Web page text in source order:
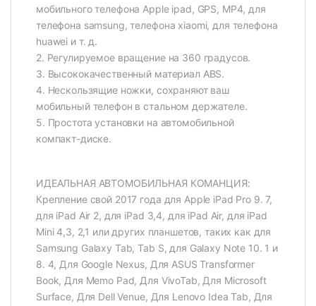
мобильного телефона Apple ipad, GPS, MP4, для
телефона samsung, телефона xiaomi, для телефона
huawei и т. д.
2. Регулируемое вращение на 360 градусов.
3. Высококачественный материал ABS.
4. Нескользящие ножки, сохраняют ваш
мобильный телефон в стальном держателе.
5. Простота установки на автомобильной
компакт-диске.
ИДЕАЛЬНАЯ АВТОМОБИЛЬНАЯ КОМАНЦИЯ:
Крепление свой 2017 года для Apple iPad Pro 9. 7,
для iPad Air 2, для iPad 3,4, для iPad Air, для iPad
Mini 4,3, 2,1 или других планшетов, таких как для
Samsung Galaxy Tab, Tab S, для Galaxy Note 10. 1 и
8. 4, Для Google Nexus, Для ASUS Transformer
Book, Для Memo Pad, Для VivoTab, Для Microsoft
Surface, Для Dell Venue, Для Lenovo Idea Tab, Для